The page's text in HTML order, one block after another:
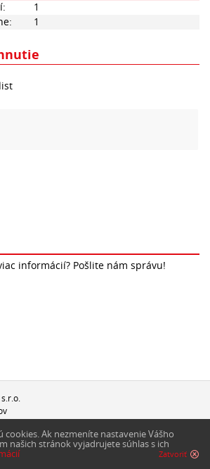
1
1
informácií? Pošlite nám správu!
cookies. Ak nezmeníte nastavenie Vášho
našich stránok vyjadrujete súhlas s ich
Zatvoriť